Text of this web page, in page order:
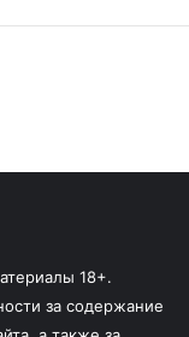
18+.
за содержание